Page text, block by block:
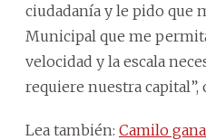
ciudadanía y le pido que
Municipal que me
velocidad y la escala
requiere nuestra capital”,
Lea también: Camilo